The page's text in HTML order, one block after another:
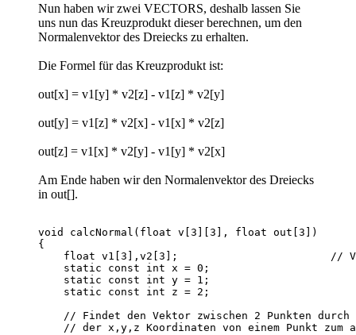
Nun haben wir zwei VECTORS, deshalb lassen Sie
uns nun das Kreuzprodukt dieser berechnen, um den
Normalenvektor des Dreiecks zu erhalten.
Die Formel für das Kreuzprodukt ist:
out[x] = v1[y] * v2[z] - v1[z] * v2[y]
out[y] = v1[z] * v2[x] - v1[x] * v2[z]
out[z] = v1[x] * v2[y] - v1[y] * v2[x]
Am Ende haben wir den Normalenvektor des Dreiecks
in out[].
void calcNormal(float v[3][3], float out[3])
{
float v1[3],v2[3];                        //
static const int x = 0;
static const int y = 1;
static const int z = 2;
// Findet den Vektor zwischen 2 Punkten durch
// der x,y,z Koordinaten von einem Punkt zum